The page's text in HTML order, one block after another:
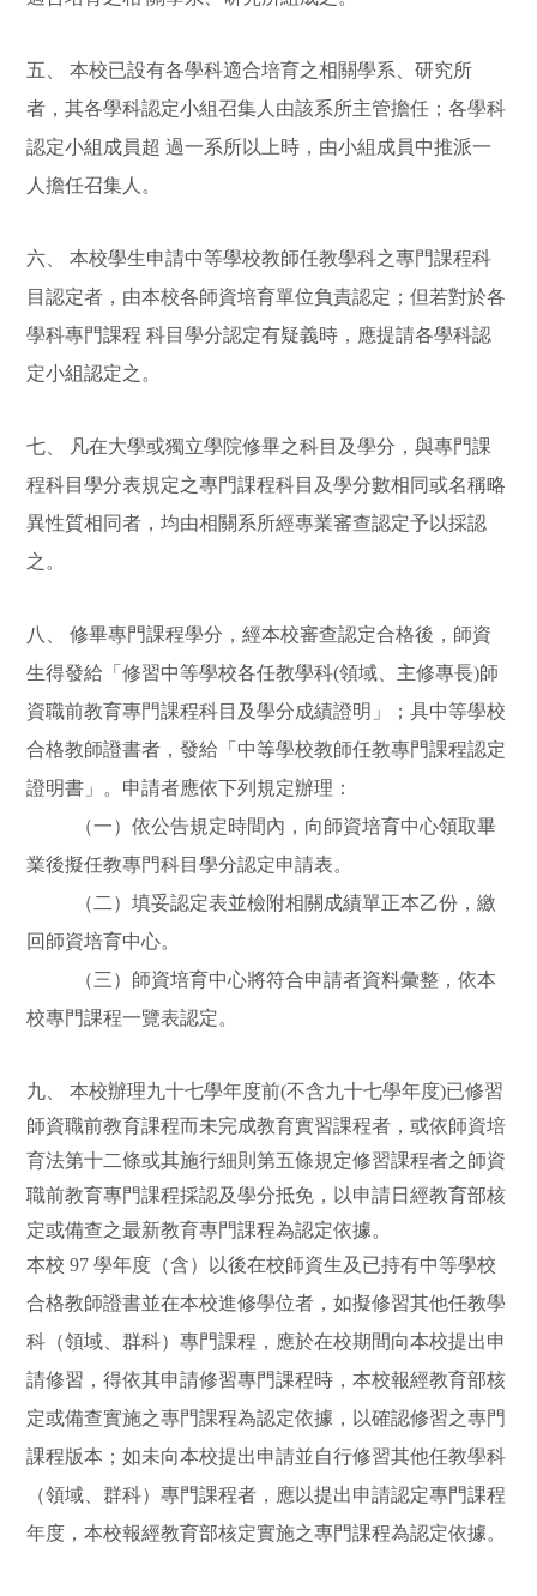
五、 本校已設有各學科適合培育之相關學系、研究所
者，其各學科認定小組召集人由該系所主管擔任；各學科
認定小組成員超 過一系所以上時，由小組成員中推派一
人擔任召集人。
六、 本校學生申請中等學校教師任教學科之專門課程科
目認定者，由本校各師資培育單位負責認定；但若對於各
學科專門課程 科目學分認定有疑義時，應提請各學科認
定小組認定之。
七、 凡在大學或獨立學院修畢之科目及學分，與專門課
程科目學分表規定之專門課程科目及學分數相同或名稱略
異性質相同者，均由相關系所經專業審查認定予以採認
之。
八、 修畢專門課程學分，經本校審查認定合格後，師資
生得發給「修習中等學校各任教學科(領域、主修專長)師
資職前教育專門課程科目及學分成績證明」；具中等學校
合格教師證書者，發給「中等學校教師任教專門課程認定
證明書」。申請者應依下列規定辦理：
（一）依公告規定時間內，向師資培育中心領取畢
業後擬任教專門科目學分認定申請表。
（二）填妥認定表並檢附相關成績單正本乙份，繳
回師資培育中心。
（三）師資培育中心將符合申請者資料彙整，依本
校專門課程一覽表認定。
九、 本校辦理九十七學年度前(不含九十七學年度)已修習
師資職前教育課程而未完成教育實習課程者，或依師資培
育法第十二條或其施行細則第五條規定修習課程者之師資
職前教育專門課程採認及學分抵免，以申請日經教育部核
定或備查之最新教育專門課程為認定依據。
本校 97 學年度（含）以後在校師資生及已持有中等學校
合格教師證書並在本校進修學位者，如擬修習其他任教學
科（領域、群科）專門課程，應於在校期間向本校提出申
請修習，得依其申請修習專門課程時，本校報經教育部核
定或備查實施之專門課程為認定依據，以確認修習之專門
課程版本；如未向本校提出申請並自行修習其他任教學科
（領域、群科）專門課程者，應以提出申請認定專門課程
年度，本校報經教育部核定實施之專門課程為認定依據。